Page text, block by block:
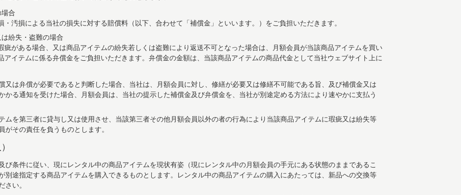
場合
汚損による当社の損失に対する賠償料（以下、合わせて「補償金」といいます。）をご負担いただきます。
は紛失・盗難の場合
疵がある場合、又は商品アイテムの紛失若しくは盗難により返送不可となった場合は、月額会員が当該商品アイテムを買い
アイテムに係る弁償金をご負担いただきます。弁償金の金額は、当該商品アイテムの商品代金として当社ウェブサイト上に
又は弁償が必要であると判断した場合、当社は、月額会員に対し、修繕が必要又は修繕不可能である旨、及び補償金又は
かる通知を受けた場合、月額会員は、当社の提示した補償金及び弁償金を、当社が別途定める方法により速やかに支払う
ムを第三者に貸与し又は使用させ、当該第三者その他月額会員以外の者の行為により当該商品アイテムに瑕疵又は紛失等
その責任を負うものとします。
び条件に従い、現にレンタル中の商品アイテムを現状有姿（現にレンタル中の月額会員の手元にある状態のままであるこ
別途指定する商品アイテムを購入できるものとします。レンタル中の商品アイテムの購入にあたっては、新品への交換等
さい。